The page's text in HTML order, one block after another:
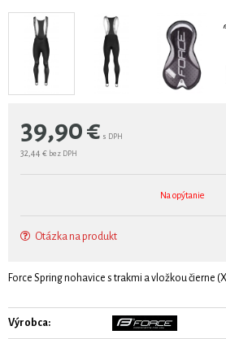
39,90€ s DPH
32,44 € bez DPH
Na opýtanie
Otázka na produkt
Force Spring nohavice s trakmi a vložkou čierne
Výrobca: